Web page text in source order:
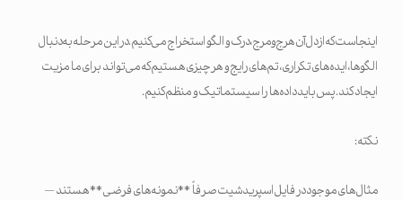
اینجاست که از دل آن هرج‌ومرج، درک و الگو استخراج می‌کنیم. در این مرحله به دنبال
الگوها، ایده‌های تکراری، تم‌های رایج و هر چیزی هستیم که می‌تواند برای ما مزیت
ایجاد کند. پس باید داده‌ها را سیستماتیک و منظم کنیم.
نکته:
مثال‌های موجود در فایل اسپریدشیت صرفاً **نمونه‌های فرضی** هستند —